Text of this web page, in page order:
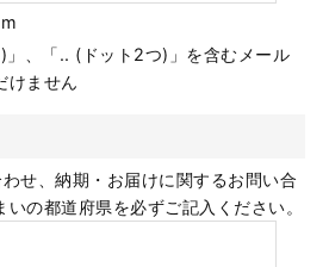
」、「.. (ドット2つ)」を含むメール
けません
せ、納期・お届けに関するお問い合
の都道府県を必ずご記入ください。